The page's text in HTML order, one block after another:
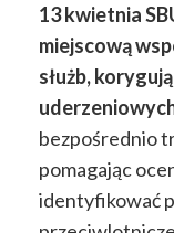
13 kwietnia
miejscową
służb,
bezpośrednio
pomagając
identyfikować